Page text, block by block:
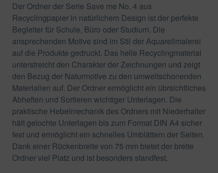
Der Ordner der Serie Save me No. 4 aus
Recyclingpapier in natürlichem Design ist der perfekte
Begleiter für Schule, Büro oder Studium. Die
ansprechenden Motive sind im Stil der Aquarellmalerei
auf die Produkte gedruckt. Das helle Recyclingmaterial
unterstreicht den Charakter der Zeichnungen und zeigt
den Bezug der Naturmotive zu den umweltschonenden
Materialien auf. Der Ordner ermöglicht ein übrsichtliches
Abheften und Sortieren wichtiger Unterlagen. Die
praktische Hebelmechanik des Ordners mit Niederhalter
hält gelochte Unterlagen bis zum Format DIN A4 sicher
fest und ermöglicht ein schnelles Umblättern der Seiten.
Dank einer Rückenbreite von 75 mm bietet der breite
Ordner viel Platz und ist besonders standfest.